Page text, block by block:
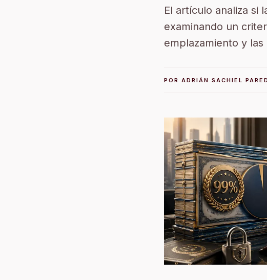
El artículo analiza si
examinando un
emplazamiento y
POR ADRIÁN SACHIEL